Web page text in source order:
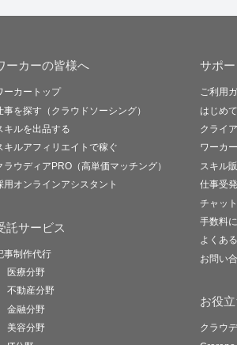
ーカーの皆様へ
ーカートップ
事を探す（クラウドソーシング）
キルを出品する
キルアフィリエイトで稼ぐ
ラウディアPRO（高単価マッチング）
用オンラインアシスタント
託サービス
事制作代行
医療分野
不動産分野
金融分野
美容分野
サポー
ご利用
はじめ
クライ
ワーカ
スキル
仕事受
チャッ
手数料
よくあ
お問い
お役
クラウ